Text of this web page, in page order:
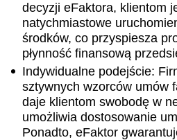
decyzji eFaktora, klientom
natychmiastowe
środków, co przyspiesza
płynność finansową
Indywidualne podejście:
sztywnych wzorców umów
daje klientom swobodę w
umożliwia dostosowanie
Ponadto, eFaktor